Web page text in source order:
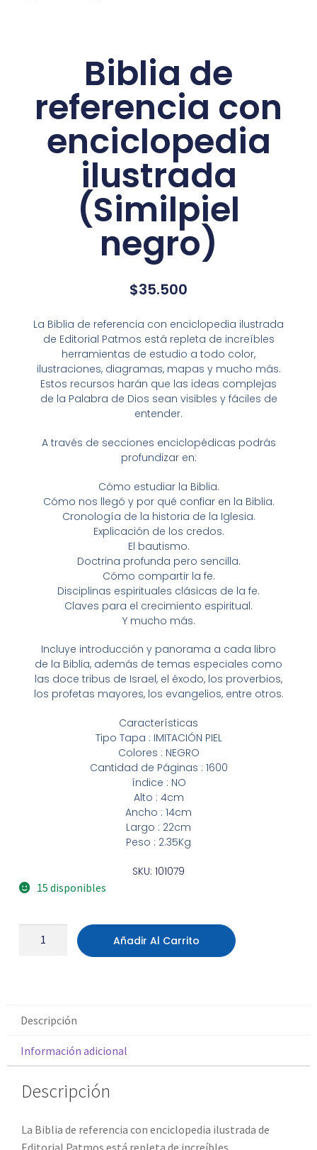
Biblia de
referencia con
enciclopedia
ilustrada
(Similpiel
negro)
$35.500
La Biblia de referencia con enciclopedia ilustrada
de Editorial Patmos está repleta de increíbles
herramientas de estudio a todo color,
ilustraciones, diagramas, mapas y mucho más.
Estos recursos harán que las ideas complejas
de la Palabra de Dios sean visibles y fáciles de
entender.
A través de secciones enciclopédicas podrás
profundizar en:
Cómo estudiar la Biblia.
Cómo nos llegó y por qué confiar en la Biblia.
Cronología de la historia de la Iglesia.
Explicación de los credos.
El bautismo.
Doctrina profunda pero sencilla.
Cómo compartir la fe.
Disciplinas espirituales clásicas de la fe.
Claves para el crecimiento espiritual.
Y mucho más.
Incluye introducción y panorama a cada libro
de la Biblia, además de temas especiales como
las doce tribus de Israel, el éxodo, los proverbios,
los profetas mayores, los evangelios, entre otros.
Características
Tipo Tapa : IMITACIÓN PIEL
Colores : NEGRO
Cantidad de Páginas : 1600
índice : NO
Alto : 4cm
Ancho : 14cm
Largo : 22cm
Peso : 2.35Kg
SKU: 101079
15 disponibles
Añadir Al Carrito
Descripción
Información adicional
Descripción
La Biblia de referencia con enciclopedia ilustrada de
Editorial Patmos está repleta de increíbles